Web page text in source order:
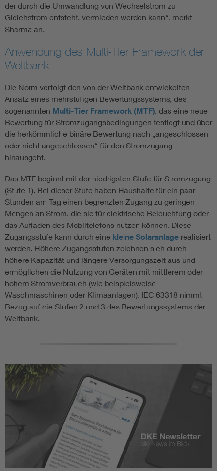
der durch die Umwandlung von Wechselstrom zu
Gleichstrom entsteht, vermieden werden kann“, merkt
Sharma an.
Anwendung des Multi-Tier Framework der
Weltbank
Die Norm verfolgt den von der Weltbank entwickelten
Ansatz eines mehrstufigen Bewertungssystems, des
sogenannten Multi-Tier Framework (MTF) , das eine neue
Bewertung für Stromzugangsbedingungen festlegt und über
die herkömmliche binäre Bewertung nach „angeschlossen
oder nicht angeschlossen“ für den Stromzugang
hinausgeht.
Das MTF beginnt mit der niedrigsten Stufe für Stromzugang
(Stufe 1). Bei dieser Stufe haben Haushalte für ein paar
Stunden am Tag einen begrenzten Zugang zu geringen
Mengen an Strom, die sie für elektrische Beleuchtung oder
das Aufladen des Mobiltelefons nutzen können. Diese
Zugangsstufe kann durch eine kleine Solaranlage realisiert
werden. Höhere Zugangsstufen zeichnen sich durch
höhere Kapazität und längere Versorgungszeit aus und
ermöglichen die Nutzung von Geräten mit mittlerem oder
hohem Stromverbrauch (wie beispielsweise
Waschmaschinen oder Klimaanlagen). IEC 63318 nimmt
Bezug auf die Stufen 2 und 3 des Bewertungssystems der
Weltbank.